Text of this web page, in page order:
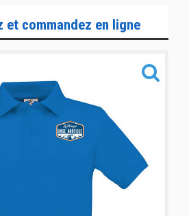
Informations
et commandez en ligne